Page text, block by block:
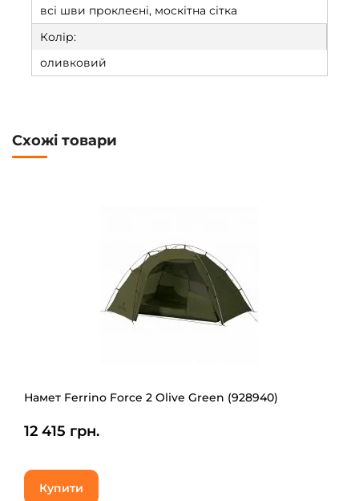
всі шви проклеєні, москітна сітка
Колір:
оливковий
Схожі товари
Намет Ferrino Force 2 Olive Green (928940)
12 415 грн.
Купити